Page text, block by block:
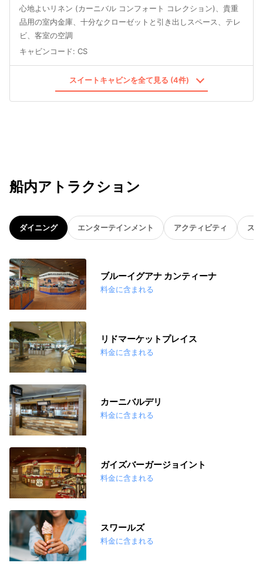
心地よいリネン (カーニバル コンフォート コレクション)、貴重
品用の室内金庫、十分なクローゼットと引き出しスペース、テレ
ビ、客室の空調
キャビンコード: CS
スイートキャビンを全て見る (4件)
船内アトラクション
ダイニング エンターテインメント アクティビティ ス
ブルーイグアナ カンティーナ
料金に含まれる
リドマーケットプレイス
料金に含まれる
カーニバルデリ
料金に含まれる
ガイズバーガージョイント
料金に含まれる
スワールズ
料金に含まれる